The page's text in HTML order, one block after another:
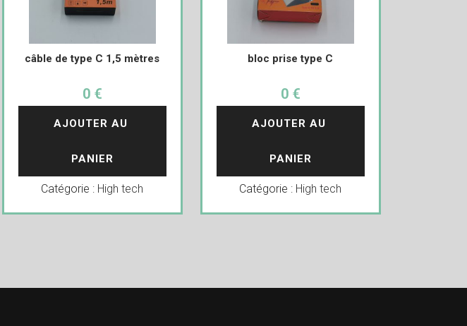
câble de type C 1,5 mètres
0 €
AJOUTER AU
PANIER
Catégorie : High tech
bloc prise type C
0 €
AJOUTER AU
PANIER
Catégorie : High tech